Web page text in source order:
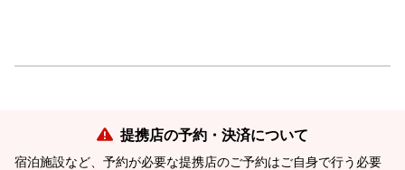
提携店の予約・決済について
宿泊施設など、予約が必要な提携店のご予約はご自身で行う必要